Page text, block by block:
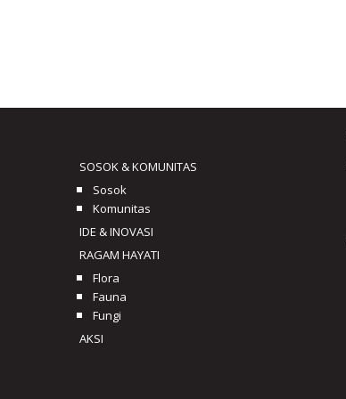
SOSOK & KOMUNITAS
Sosok
Komunitas
IDE & INOVASI
RAGAM HAYATI
Flora
Fauna
Fungi
AKSI